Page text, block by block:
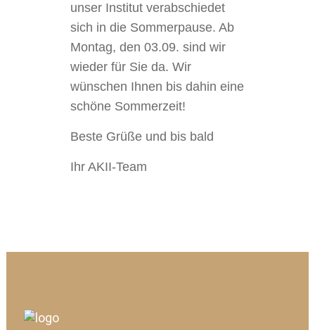
unser Institut verabschiedet
sich in die Sommerpause. Ab
Montag, den 03.09. sind wir
wieder für Sie da. Wir
wünschen Ihnen bis dahin eine
schöne Sommerzeit!
Beste Grüße und bis bald
Ihr AKII-Team